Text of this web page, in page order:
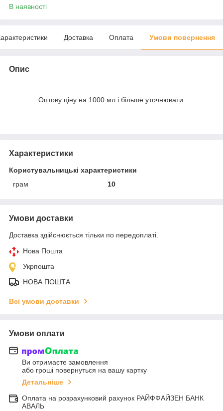
В наявності
Доставка Оплата Умови повернення
Опис
Оптову ціну на 1000 мл і більше уточнювати.
Характеристики
Користувальницькі характеристики
грам
10
Умови доставки
Доставка здійснюється тільки по передоплаті.
Нова Пошта
Укрпошта
НОВА ПОШТА
Всі умови доставки
Умови оплати
Ви отримаєте замовлення
або гроші повернуться на вашу картку
Детальніше
Оплата на розрахунковий рахунок РАЙФФАЙЗЕН БАНК
АВАЛЬ